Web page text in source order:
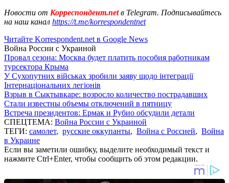
Новости от Корреспондент.netв Telegram. Подписывайтесь
на наш канал https://t.me/korrespondentnet
Читайте Korrespondent.net в Google News
Война России с Украиной
Провал сезона: Москва будет платить пособия работникам
турсектора Крыма
У Сухопутних військах зробили заяву щодо інтеграції
Інтернаціональних легіонів
Взрыв в Сыктывкаре: возросло количество пострадавших
Стали известны объемы отключений в пятницу
Встреча президентов: Ермак и Рубио обсудили детали
СПЕЦТЕМА: Война России с Украиной
ТЕГИ: самолет, русские оккупанты, Война с Россией, Война
в Украине
Если вы заметили ошибку, выделите необходимый текст и
нажмите Ctrl+Enter, чтобы сообщить об этом редакции.